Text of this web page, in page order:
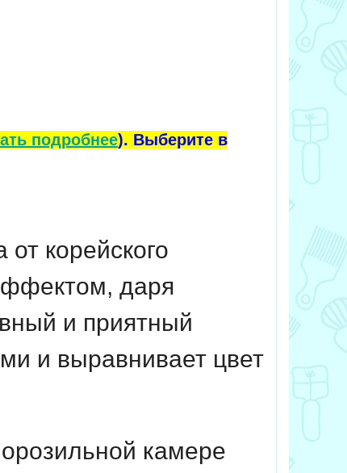
подробнее). Выберите в
от корейского
даря
и приятный
и выравнивает цвет
камере